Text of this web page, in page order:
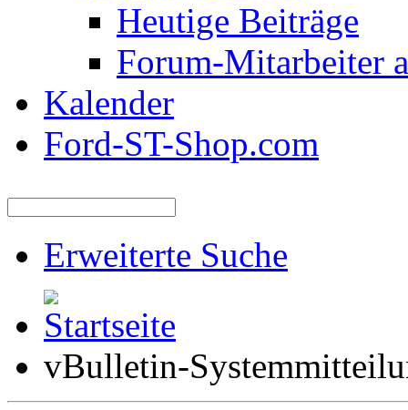
Heutige Beiträge
Forum-Mitarbeiter
Kalender
Ford-ST-Shop.com
Erweiterte Suche
vBulletin-